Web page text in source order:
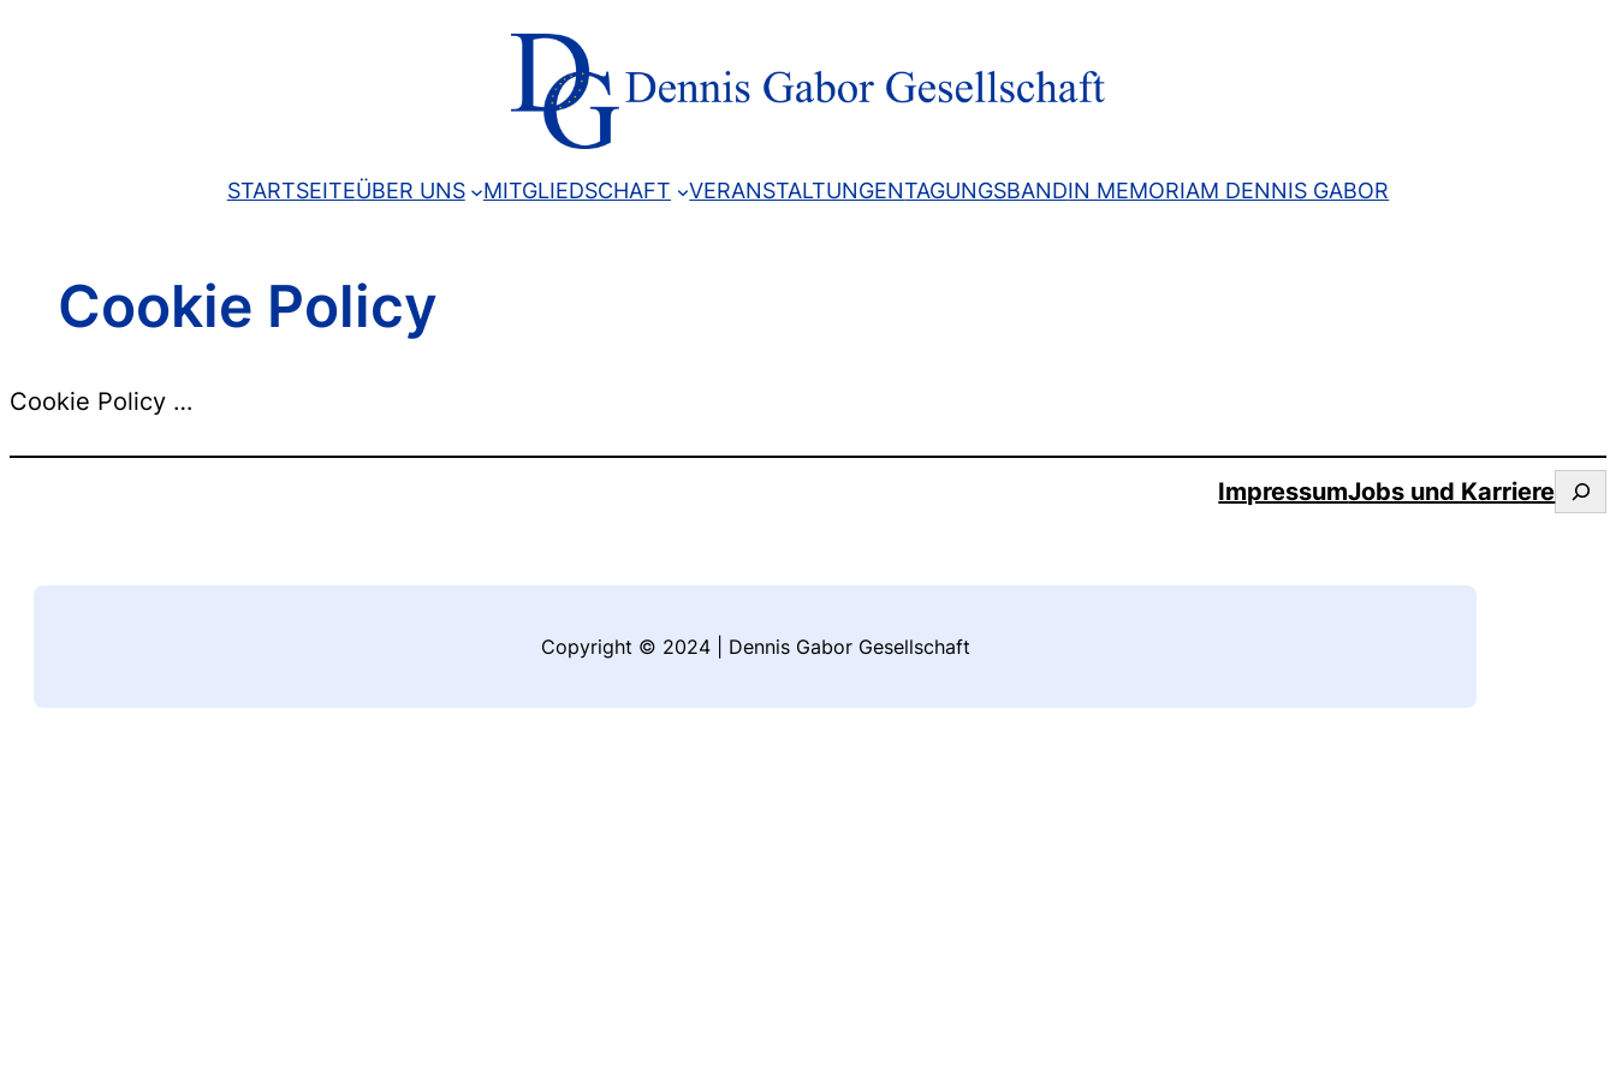
STARTSEITEÜBER UNS MITGLIEDSCHAFT VERANSTALTUNGENTAGUNGSBANDIN MEMORIAM DENNIS GABOR
Cookie Policy
Cookie Policy …
ImpressumJobs und Karriere
Copyright © 2024 | Dennis Gabor Gesellschaft